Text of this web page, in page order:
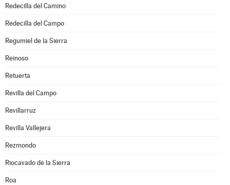
Redecilla del Camino
Redecilla del Campo
Regumiel de la Sierra
Reinoso
Retuerta
Revilla del Campo
Revillarruz
Revilla Vallejera
Rezmondo
Riocavado de la Sierra
Roa